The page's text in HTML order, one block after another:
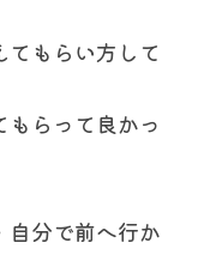
もらい方して
らって良かっ
自分で前へ行か